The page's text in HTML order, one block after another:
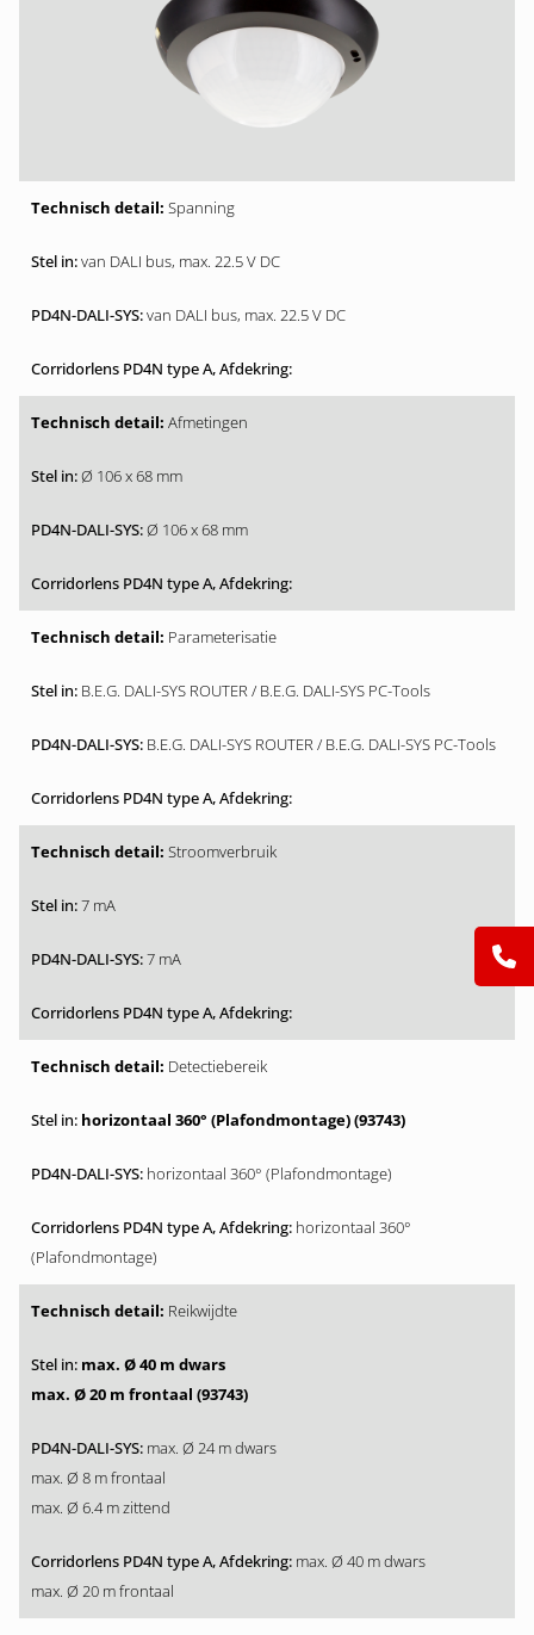
Spanning
van DALI bus, max. 22.5 V DC
van DALI bus, max. 22.5 V DC
Afmetingen
Ø 106 x 68 mm
Ø 106 x 68 mm
Parameterisatie
B.E.G. DALI-SYS ROUTER / B.E.G. DALI-SYS PC-Tools
B.E.G. DALI-SYS ROUTER / B.E.G. DALI-SYS PC-Tools
Stroomverbruik
7 mA
7 mA
Detectiebereik
horizontaal 360° (Plafondmontage) (93743)
horizontaal 360° (Plafondmontage)
horizontaal 360°
(Plafondmontage)
Reikwijdte
max. Ø 40 m dwars
max. Ø 20 m frontaal (93743)
max. Ø 24 m dwars
max. Ø 8 m frontaal
max. Ø 6.4 m zittend
max. Ø 40 m dwars
max. Ø 20 m frontaal